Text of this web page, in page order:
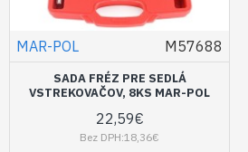
MAR-POL M57688
SADA FRÉZ PRE SEDLÁ
VSTREKOVAČOV, 8KS MAR-POL
22,59€
Bez DPH:18,36€